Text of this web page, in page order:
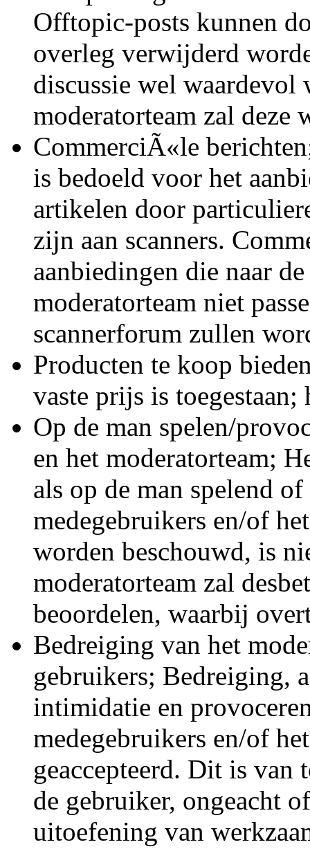
Offtopic-posts kunnen
overleg verwijderd
discussie wel waardevol
moderatorteam zal deze
CommerciÃ«le
is bedoeld voor het
artikelen door
zijn aan scanners.
aanbiedingen die naar
moderatorteam niet
scannerforum zullen
Producten te koop
vaste prijs is
Op de man spelen/
en het moderatorteam;
als op de man spelend
medegebruikers en/of
worden beschouwd, is
moderatorteam zal
beoordelen, waarbij
Bedreiging van het
gebruikers; Bedreiging,
intimidatie en
medegebruikers en/of
geaccepteerd. Dit is van
de gebruiker, ongeacht
uitoefening van